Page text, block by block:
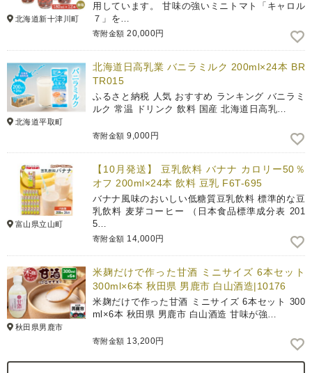
北海道新十津川町
用しています。 甘味の強いミニトマト「キャロル
７」を…
寄附金額 20,000円
北海道平取町
北海道日高乳業 バニラミルク 200ml×24本 BR
TR015
ふるさと納税 人気 おすすめ ランキング バニラミ
ルク 常温 ドリンク 飲料 国産 北海道日高乳…
寄附金額 9,000円
富山県立山町
【10月発送】 豆乳飲料 バナナ カロリー50％
オフ 200ml×24本 飲料 豆乳 F6T-695
バナナ風味のおいしい低糖質豆乳飲料 標準的な豆
乳飲料 麦芽コーヒー （日本食品標準成分表 201
5…
寄附金額 14,000円
秋田県男鹿市
米麹だけで作った甘酒 ミニサイズ 6本セット
300ml×6本 秋田県 男鹿市 白山酒造|10176
米麹だけで作った甘酒 ミニサイズ 6本セット 300
ml×6本 秋田県 男鹿市 白山酒造 甘味が強…
寄附金額 13,200円